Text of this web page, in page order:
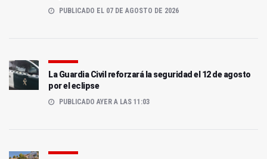
PUBLICADO EL 07 DE AGOSTO DE 2026
La Guardia Civil reforzará la seguridad el 12 de agosto
por el eclipse
PUBLICADO AYER A LAS 11:03